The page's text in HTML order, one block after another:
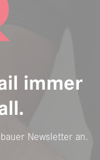
immer
Newsletter an.